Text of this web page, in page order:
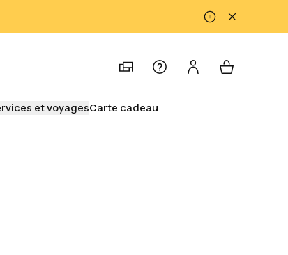
et voyagesCarte cadeau